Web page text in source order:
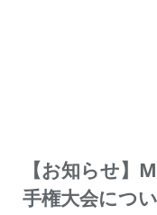
【お知らせ】
手権大会につ